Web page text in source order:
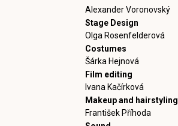
Alexander Voronovský
Stage Design
Olga Rosenfelderová
Costumes
Šárka Hejnová
Film editing
Ivana Kačírková
Makeup and hairstyling
František Příhoda